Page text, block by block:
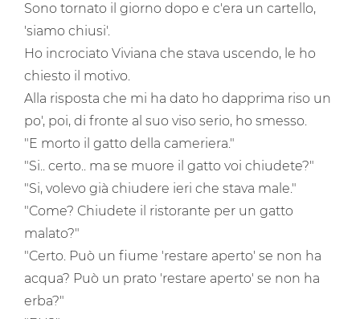
Sono tornato il giorno dopo e c'era un cartello,
'siamo chiusi'.
Ho incrociato Viviana che stava uscendo, le ho
chiesto il motivo.
Alla risposta che mi ha dato ho dapprima riso un
po', poi, di fronte al suo viso serio, ho smesso.
"E morto il gatto della cameriera."
"Si.. certo.. ma se muore il gatto voi chiudete?"
"Si, volevo già chiudere ieri che stava male."
"Come? Chiudete il ristorante per un gatto
malato?"
"Certo. Può un fiume 'restare aperto' se non ha
acqua? Può un prato 'restare aperto' se non ha
erba?"